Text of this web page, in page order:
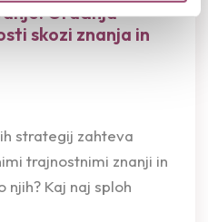
Gradnja
skozi znanja in
strategij zahteva
trajnostnimi znanji in
njih? Kaj naj sploh